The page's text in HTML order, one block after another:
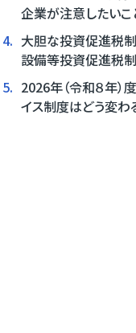
企業が注意したいこ
4. 大胆な投資促進税
設備等投資促進税
5. 2026年（令和８年）
イス制度はどう変わ